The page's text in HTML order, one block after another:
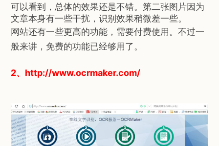
可以看到，总体的效果还是不错。第二张图片因为
文章本身有一些干扰，识别效果稍微差一些。
网站还有一些更高的功能，需要付费使用。不过一
般来讲，免费的功能已经够用了。
2、http://www.ocrmaker.com/